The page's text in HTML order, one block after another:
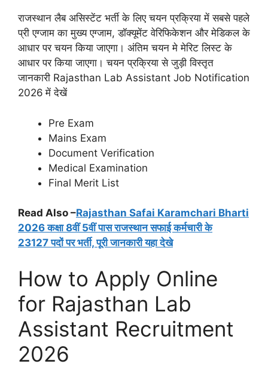
राजस्थान लैब असिस्टेंट भर्ती के लिए चयन प्रक्रिया में सबसे पहले
प्री एग्जाम का मुख्य एग्जाम, डॉक्यूमेंट वेरिफिकेशन और मेडिकल के
आधार पर चयन किया जाएगा। अंतिम चयन मे मेरिट लिस्ट के
आधार पर किया जाएगा। चयन प्रक्रिया से जुड़ी विस्तृत
जानकारी Rajasthan Lab Assistant Job Notification
2026 में देखें
Pre Exam
Mains Exam
Document Verification
Medical Examination
Final Merit List
Read Also –Rajasthan Safai Karamchari Bharti
2026 कक्षा 8वीं 5वीं पास राजस्थान सफाई कर्मचारी के
23127 पदों पर भर्ती, पूरी जानकारी यहा देखे
How to Apply Online
for Rajasthan Lab
Assistant Recruitment
2026